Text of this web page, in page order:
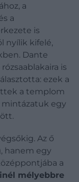
a
a
is
nyílik kifelé,
Dante
is
ezek a
a templom
egy
Az ő
hanem egy
a
mélyebbre